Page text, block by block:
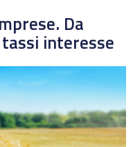
Da
interesse